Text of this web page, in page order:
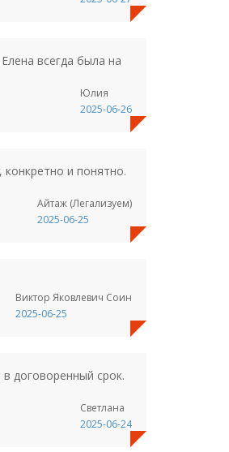
всегда была на
Юлия
2025-06-26
и понятно.
Айтаж (Легализуем)
2025-06-25
Виктор Яковлевич Соин
2025-06-25
договоренный срок.
Светлана
2025-06-24